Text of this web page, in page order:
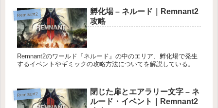
Remnant2
孵化場 – ネルード｜Remnant2
攻略
Remnant2のワールド『ネルード』の中のエリア、孵化場で発生
するイベントやギミックの攻略方法についてを解説している。
Remnant2
閉じた扉とエアラリー文字 – ネ
ルード・イベント｜Remnant2